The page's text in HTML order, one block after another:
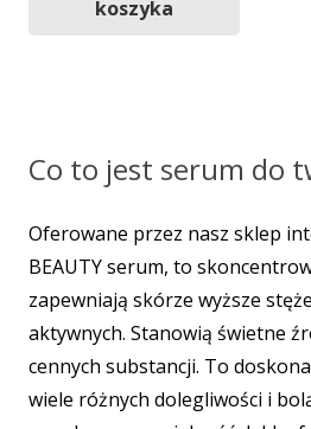
koszyka
Co to jest serum do
Oferowane przez nasz sklep
BEAUTY serum, to
zapewniają skórze wyższe
aktywnych. Stanowią świetne
cennych substancji. To
wiele różnych dolegliwości i